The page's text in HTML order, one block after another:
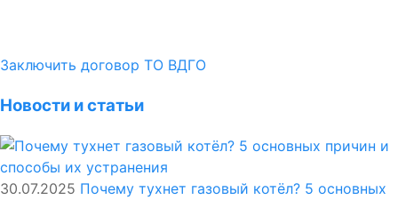
Заключить договор ТО ВДГО
Новости и статьи
30.07.2025 Почему тухнет газовый котёл? 5 основных